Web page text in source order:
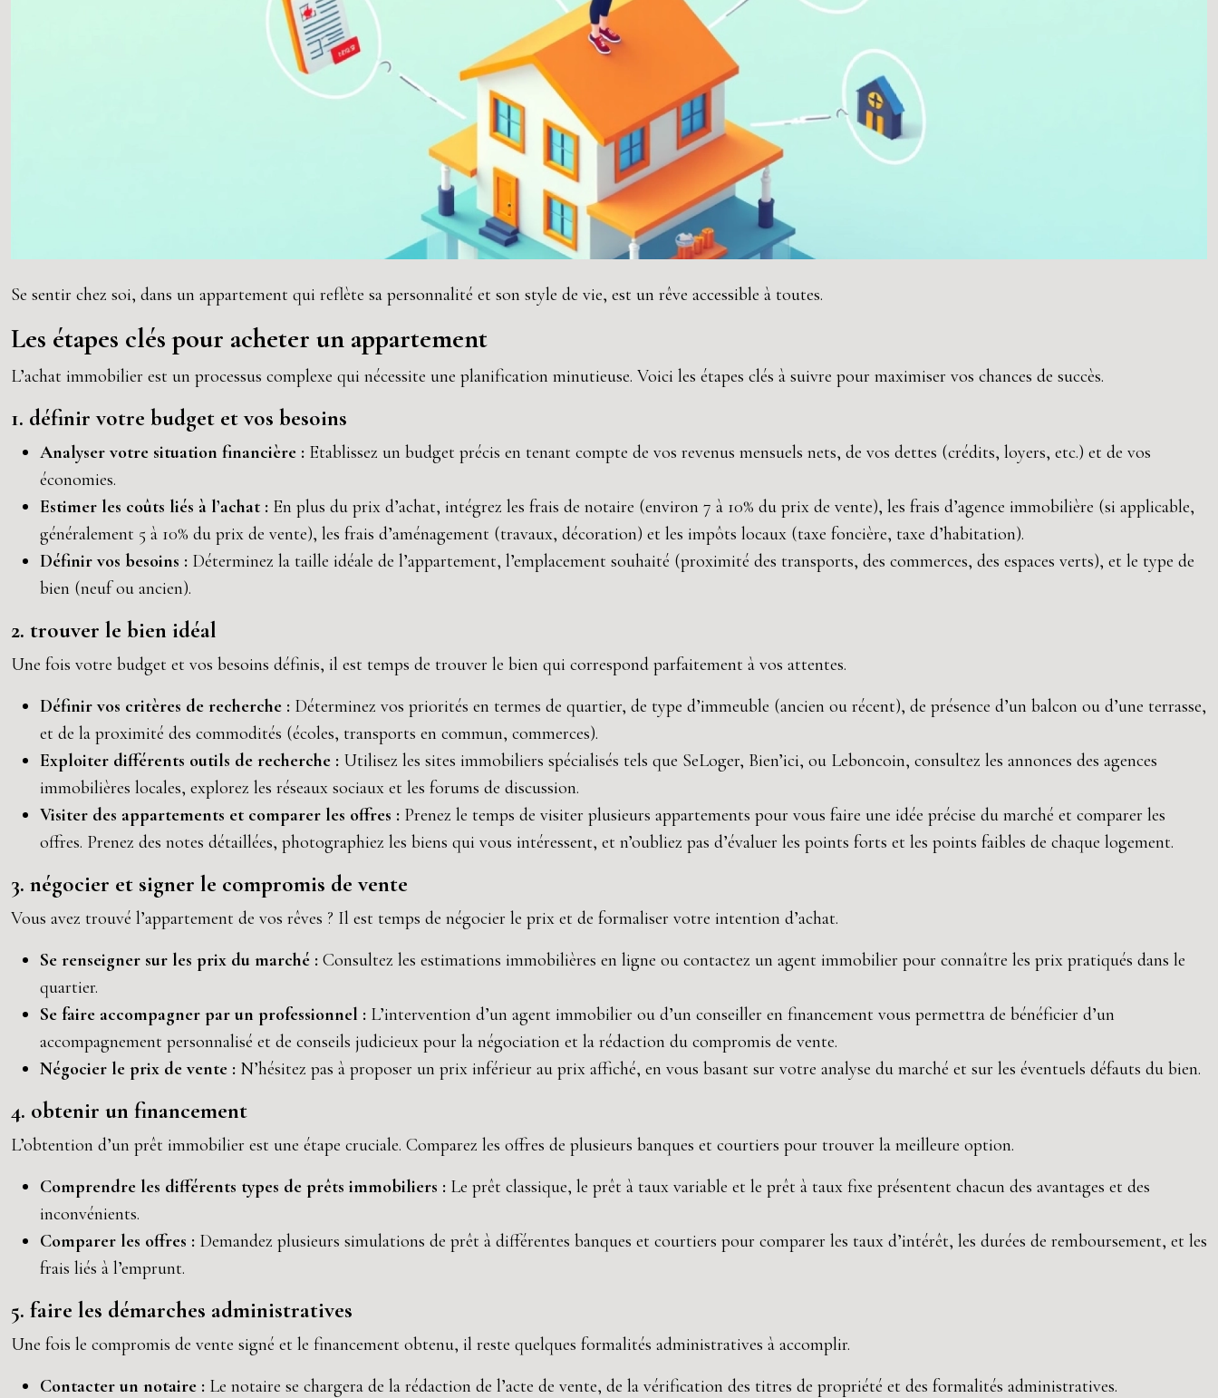
Se sentir chez soi, dans un appartement qui reflète sa personnalité et son style de vie, est un rêve accessible à toutes.
Les étapes clés pour acheter un appartement
L’achat immobilier est un processus complexe qui nécessite une planification minutieuse. Voici les étapes clés à suivre pour maximiser vos chances de succès.
1. définir votre budget et vos besoins
Analyser votre situation financière : Etablissez un budget précis en tenant compte de vos revenus mensuels nets, de vos dettes (crédits, loyers, etc.) et de vos
économies.
Estimer les coûts liés à l’achat : En plus du prix d’achat, intégrez les frais de notaire (environ 7 à 10% du prix de vente), les frais d’agence immobilière (si applicable,
généralement 5 à 10% du prix de vente), les frais d’aménagement (travaux, décoration) et les impôts locaux (taxe foncière, taxe d’habitation).
Définir vos besoins : Déterminez la taille idéale de l’appartement, l’emplacement souhaité (proximité des transports, des commerces, des espaces verts), et le type de
bien (neuf ou ancien).
2. trouver le bien idéal
Une fois votre budget et vos besoins définis, il est temps de trouver le bien qui correspond parfaitement à vos attentes.
Définir vos critères de recherche : Déterminez vos priorités en termes de quartier, de type d’immeuble (ancien ou récent), de présence d’un balcon ou d’une terrasse,
et de la proximité des commodités (écoles, transports en commun, commerces).
Exploiter différents outils de recherche : Utilisez les sites immobiliers spécialisés tels que SeLoger, Bien’ici, ou Leboncoin, consultez les annonces des agences
immobilières locales, explorez les réseaux sociaux et les forums de discussion.
Visiter des appartements et comparer les offres : Prenez le temps de visiter plusieurs appartements pour vous faire une idée précise du marché et comparer les
offres. Prenez des notes détaillées, photographiez les biens qui vous intéressent, et n’oubliez pas d’évaluer les points forts et les points faibles de chaque logement.
3. négocier et signer le compromis de vente
Vous avez trouvé l’appartement de vos rêves ? Il est temps de négocier le prix et de formaliser votre intention d’achat.
Se renseigner sur les prix du marché : Consultez les estimations immobilières en ligne ou contactez un agent immobilier pour connaître les prix pratiqués dans le
quartier.
Se faire accompagner par un professionnel : L’intervention d’un agent immobilier ou d’un conseiller en financement vous permettra de bénéficier d’un
accompagnement personnalisé et de conseils judicieux pour la négociation et la rédaction du compromis de vente.
Négocier le prix de vente : N’hésitez pas à proposer un prix inférieur au prix affiché, en vous basant sur votre analyse du marché et sur les éventuels défauts du bien.
4. obtenir un financement
L’obtention d’un prêt immobilier est une étape cruciale. Comparez les offres de plusieurs banques et courtiers pour trouver la meilleure option.
Comprendre les différents types de prêts immobiliers : Le prêt classique, le prêt à taux variable et le prêt à taux fixe présentent chacun des avantages et des
inconvénients.
Comparer les offres : Demandez plusieurs simulations de prêt à différentes banques et courtiers pour comparer les taux d’intérêt, les durées de remboursement, et les
frais liés à l’emprunt.
5. faire les démarches administratives
Une fois le compromis de vente signé et le financement obtenu, il reste quelques formalités administratives à accomplir.
Contacter un notaire : Le notaire se chargera de la rédaction de l’acte de vente, de la vérification des titres de propriété et des formalités administratives.